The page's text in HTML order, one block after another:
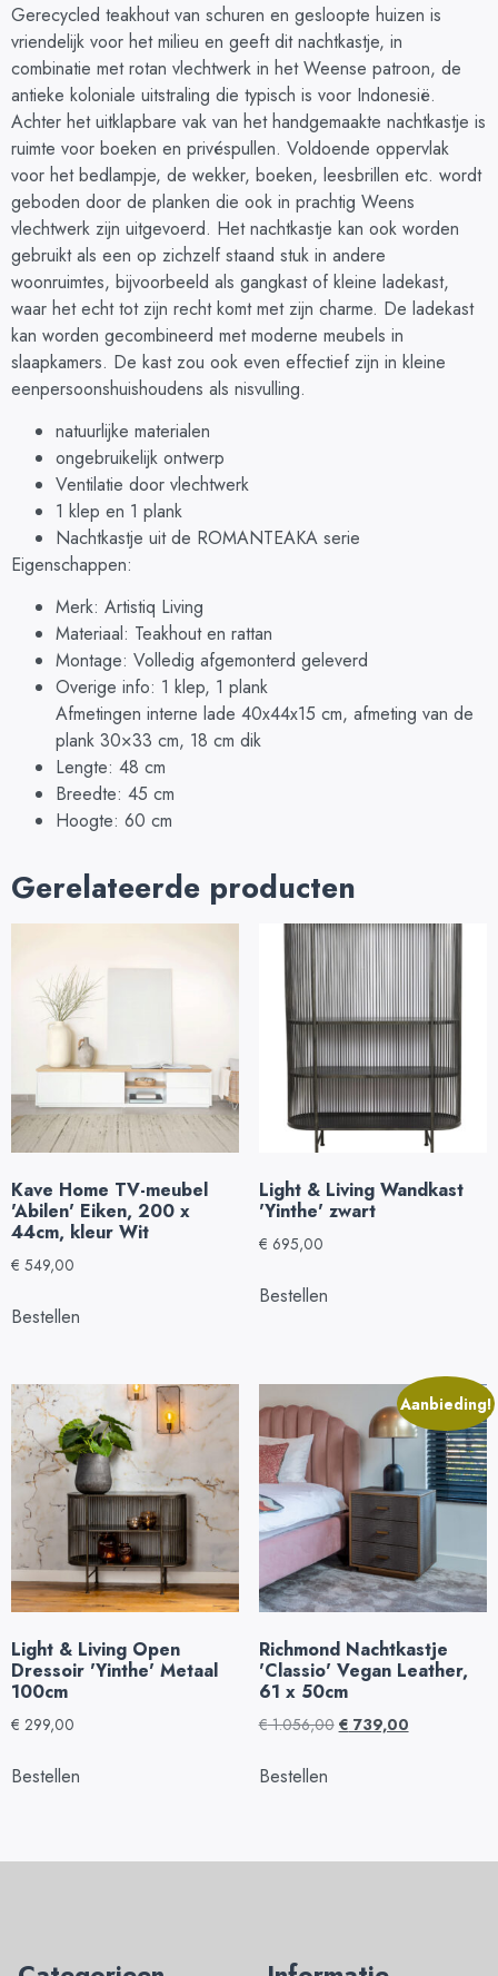
Gerecycled teakhout van schuren en gesloopte huizen is
vriendelijk voor het milieu en geeft dit nachtkastje, in
combinatie met rotan vlechtwerk in het Weense patroon, de
antieke koloniale uitstraling die typisch is voor Indonesië.
Achter het uitklapbare vak van het handgemaakte nachtkastje is
ruimte voor boeken en privéspullen. Voldoende oppervlak
voor het bedlampje, de wekker, boeken, leesbrillen etc. wordt
geboden door de planken die ook in prachtig Weens
vlechtwerk zijn uitgevoerd. Het nachtkastje kan ook worden
gebruikt als een op zichzelf staand stuk in andere
woonruimtes, bijvoorbeeld als gangkast of kleine ladekast,
waar het echt tot zijn recht komt met zijn charme. De ladekast
kan worden gecombineerd met moderne meubels in
slaapkamers. De kast zou ook even effectief zijn in kleine
eenpersoonshuishoudens als nisvulling.
natuurlijke materialen
ongebruikelijk ontwerp
Ventilatie door vlechtwerk
1 klep en 1 plank
Nachtkastje uit de ROMANTEAKA serie
Eigenschappen:
Merk: Artistiq Living
Materiaal: Teakhout en rattan
Montage: Volledig afgemonterd geleverd
Overige info: 1 klep, 1 plank
Afmetingen interne lade 40x44x15 cm, afmeting van de
plank 30×33 cm, 18 cm dik
Lengte: 48 cm
Breedte: 45 cm
Hoogte: 60 cm
Gerelateerde producten
Kave Home TV-meubel
'Abilen' Eiken, 200 x
44cm, kleur Wit
€ 549,00
Bestellen
Light & Living Wandkast
'Yinthe' zwart
€ 695,00
Bestellen
Light & Living Open
Dressoir 'Yinthe' Metaal
100cm
€ 299,00
Bestellen
Aanbieding!
Richmond Nachtkastje
'Classio' Vegan Leather,
61 x 50cm
€1.056,00 € 739,00
Bestellen